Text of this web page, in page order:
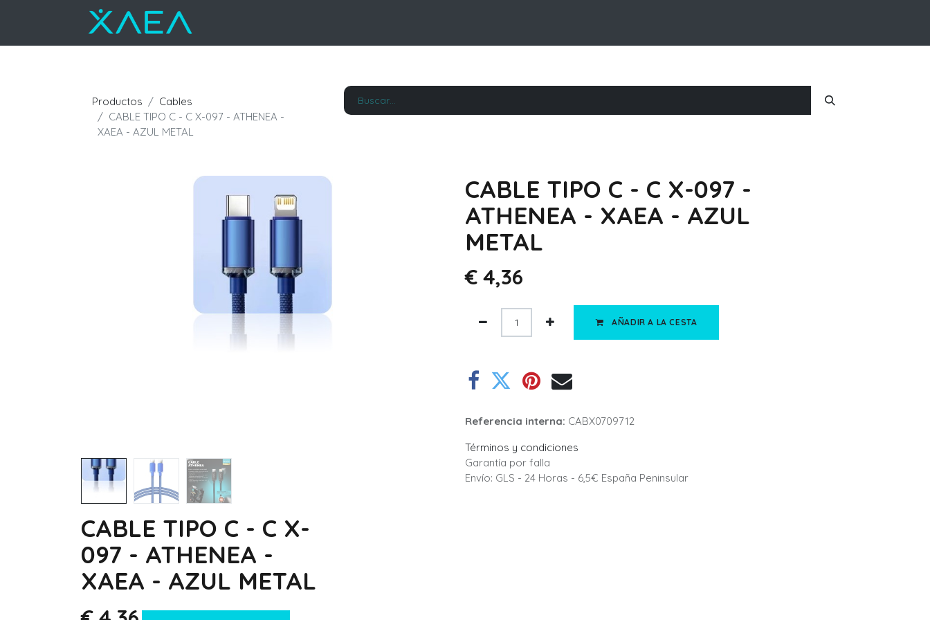
Productos
Cables
CABLE TIPO C - C X-097 - ATHENEA -
XAEA - AZUL METAL
CABLE TIPO C - C X-097 -
ATHENEA - XAEA - AZUL
METAL
€ 4,36
AÑADIR A LA CESTA
Referencia interna: CABX0709712
Términos y condiciones
Garantía por falla
Envío: GLS - 24 Horas - 6,5€ España Peninsular
CABLE TIPO C - C X-
097 - ATHENEA -
XAEA - AZUL METAL